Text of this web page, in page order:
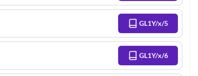
GL1Y/x/5
GL1Y/x/6